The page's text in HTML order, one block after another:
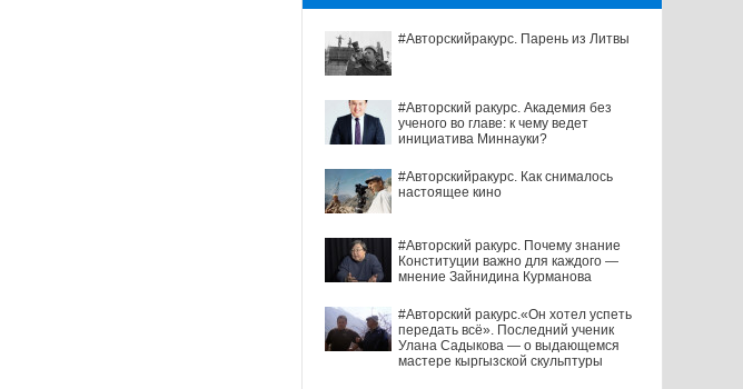
#Авторскийракурс. Парень из Литвы
#Авторский ракурс. Академия без
ученого во главе: к чему ведет
инициатива Миннауки?
#Авторскийракурс. Как снималось
настоящее кино
#Авторский ракурс. Почему знание
Конституции важно для каждого —
мнение Зайнидина Курманова
#Авторский ракурс.«Он хотел успеть
передать всё». Последний ученик
Улана Садыкова — о выдающемся
мастере кыргызской скульптуры